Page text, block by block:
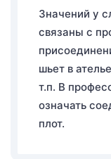
Значений у
связаны с
шьет в
т.п. В
означать
плот.